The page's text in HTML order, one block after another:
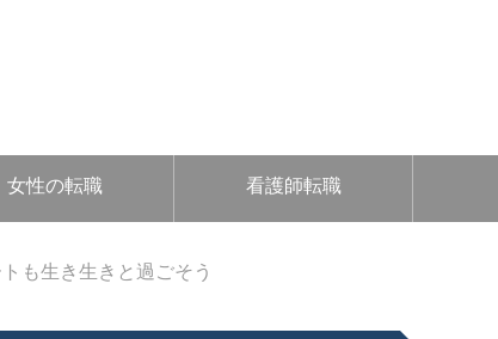
女性の転職 看護師転職
も生き生きと過ごそう